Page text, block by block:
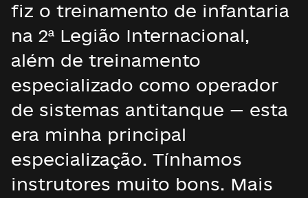
fiz o treinamento de infantaria
na 2ª Legião Internacional,
além de treinamento
especializado como operador
de sistemas antitanque — esta
era minha principal
especialização. Tínhamos
instrutores muito bons. Mais